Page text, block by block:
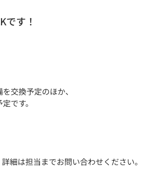
です！
交換予定のほか、
です。
細は担当までお問い合わせください。